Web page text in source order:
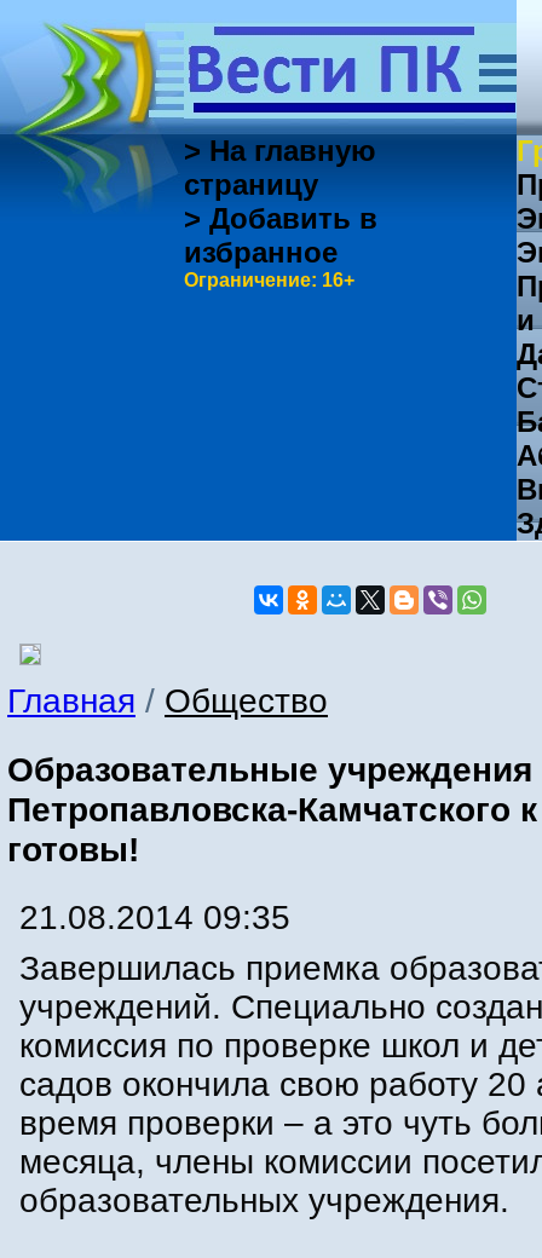
> На главную
страницу
> Добавить в
избранное
Ограничение: 16+
Главная / Общество
Образовательные учреждения
Петропавловска-Камчатского
готовы!
21.08.2014 09:35
Завершилась приемка
учреждений. Специально
комиссия по проверке школ и
садов окончила свою работу 20
время проверки – а это чуть
месяца, члены комиссии
образовательных учреждения.